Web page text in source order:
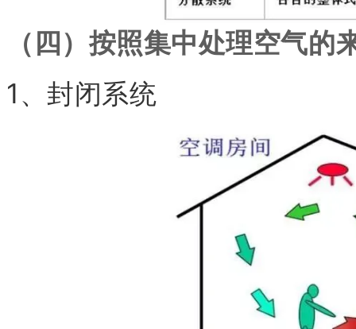
（四）按照集中处理空气的
1、封闭系统